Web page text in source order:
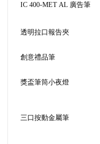
IC 400-MET AL 廣告筆
透明拉口報告夾
創意禮品筆
獎盃筆筒小夜燈
三口按動金屬筆